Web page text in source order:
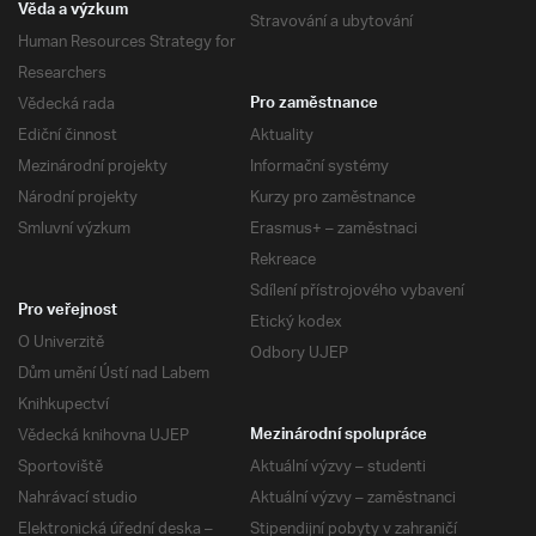
Stravování a ubytování
Věda a výzkum
Human Resources Strategy for
Researchers
Vědecká rada
Ediční činnost
Mezinárodní projekty
Národní projekty
Smluvní výzkum
Pro zaměstnance
Aktuality
Informační systémy
Kurzy pro zaměstnance
Erasmus+ – zaměstnaci
Rekreace
Sdílení přístrojového vybavení
Etický kodex
Odbory UJEP
Pro veřejnost
O Univerzitě
Dům umění Ústí nad Labem
Knihkupectví
Vědecká knihovna UJEP
Sportoviště
Nahrávací studio
Mezinárodní spolupráce
Aktuální výzvy – studenti
Aktuální výzvy – zaměstnanci